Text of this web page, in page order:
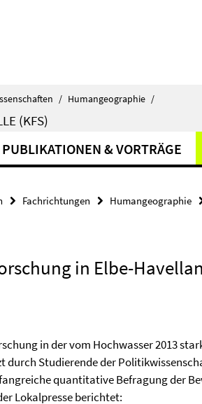
/ Humangeographie /
(KFS)
PUBLIKATIONEN & VORTRÄGE
Fachrichtungen Humangeographie
in Elbe-
in der vom Hochwasser 2013
Studierende der
quantitative Befragung der
Lokalpresse berichtet: